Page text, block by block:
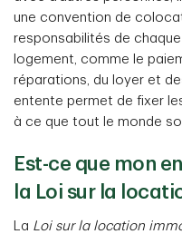
une convention de
responsabilités de
logement, comme le
réparations, du loyer et
entente permet de fixer
à ce que tout le monde
Est-ce que mon
la Loi sur la
La Loi sur la location